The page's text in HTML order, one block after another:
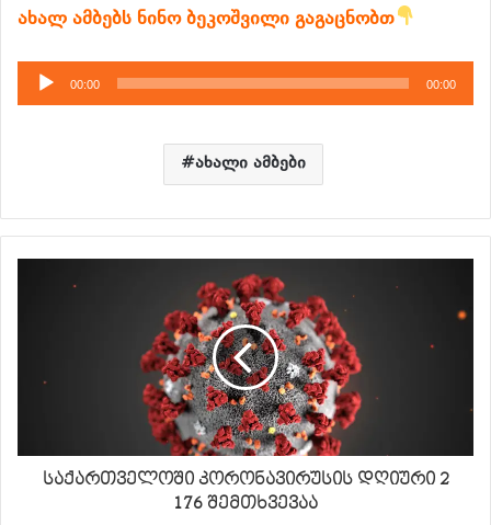
ახალ ამბებს ნინო ბეკოშვილი გაგაცნობთ
აუდიო
დამკვრელი
00:00 00:00
ახალი ამბები
საქართველოში კორონავირუსის დღიური 2
176 შემთხვევაა